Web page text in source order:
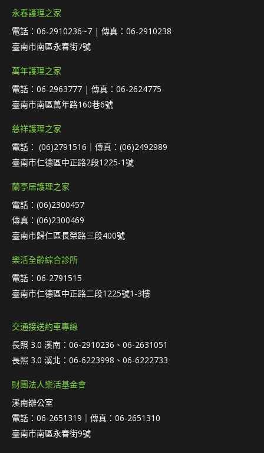
永春護理之家
電話：06-2910236~7 | 傳真：06-2910238
臺南市南區永春街7號
萬年護理之家
電話：06-2963777 | 傳真：06-2624775
臺南市南區萬年路160巷6號
慈祥護理之家
電話： (06)2791516｜傳真：(06)2492989
臺南市仁德區中正路2段1225-1號
蘭亭居護理之家
電話：(06)2300457
傳真：(06)2300469
臺南市歸仁區長榮路三段400號
樂活全齡綜合診所
電話：06-2791515
臺南市仁德區中正路二段1225號1-3樓
交通接送約車專線
長照 3.0 溪南：06-2910236、06-2631051
長照 3.0 溪北：06-6223998、06-6222733
財團法人樂活基金會
溪南辦公室
電話：06-2651319｜傳真：06-2651310
臺南市南區永春街9號